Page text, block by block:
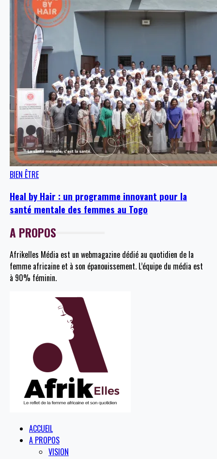
BIEN ÊTRE
Heal by Hair : un programme innovant pour la
santé mentale des femmes au Togo
A PROPOS
Afrikelles Média est un webmagazine dédié au quotidien de la
femme africaine et à son épanouissement. L’équipe du média est
à 90% féminin.
ACCUEIL
A PROPOS
VISION